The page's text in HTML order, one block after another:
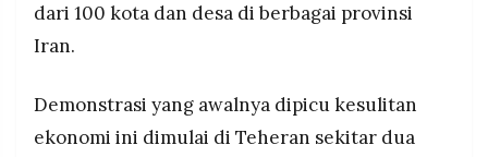
dari 100 kota dan desa di berbagai provinsi
Iran.
Demonstrasi yang awalnya dipicu kesulitan
ekonomi ini dimulai di Teheran sekitar dua